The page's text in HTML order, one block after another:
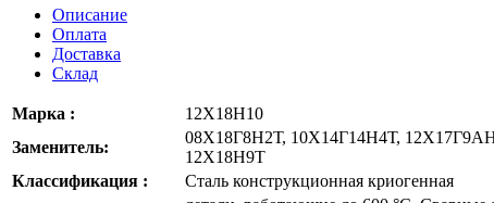
Описание
Оплата
Доставка
Склад
Марка :
12Х18Н10
Заменитель:
08Х18Г8Н2Т, 10Х14Г14Н4Т,
12Х18Н9Т
Классификация :
Сталь конструкционная криогенная